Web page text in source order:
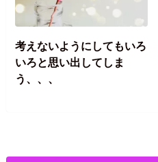
考えないようにしてもいろ
いろと思い出してしま
う、、、